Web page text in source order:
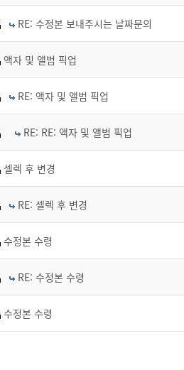
RE: 수정본 보내주시는 날짜문의
액자 및 앨범 픽업
RE: 액자 및 앨범 픽업
RE: RE: 액자 및 앨범 픽업
셀렉 후 변경
RE: 셀렉 후 변경
수정본 수령
RE: 수정본 수령
수정본 수령